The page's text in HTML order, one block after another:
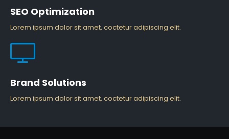
SEO Optimization
Lorem ipsum dolor sit amet, coctetur adipiscing elit.
Brand Solutions
Lorem ipsum dolor sit amet, coctetur adipiscing elit.